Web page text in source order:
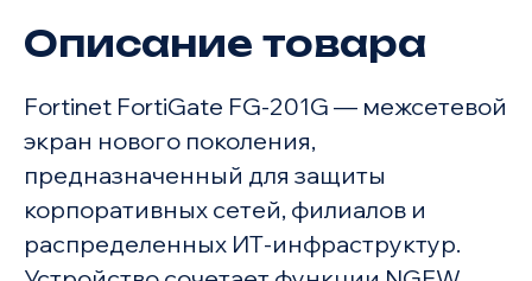
Товар
Характеристики
Описание товара
Fortinet FortiGate FG-201G — межсетевой
экран нового поколения,
предназначенный для защиты
корпоративных сетей, филиалов и
распределенных ИТ-инфраструктур.